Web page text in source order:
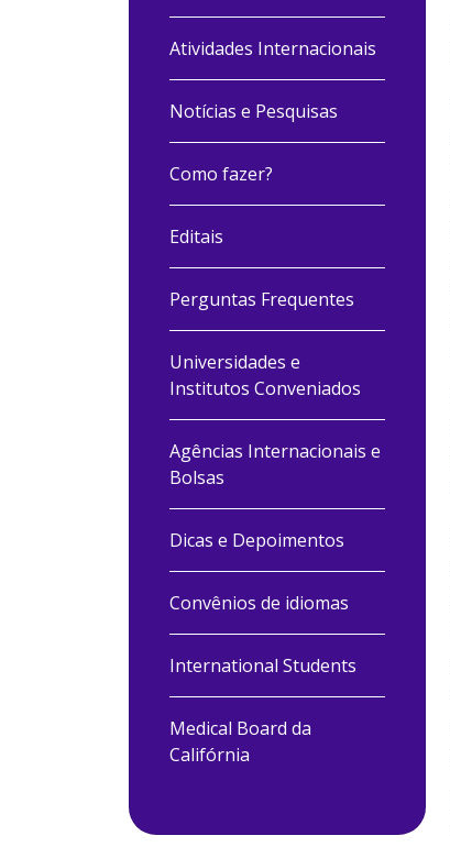
Atividades Internacionais
Notícias e Pesquisas
Como fazer?
Editais
Perguntas Frequentes
Universidades e
Institutos Conveniados
Agências Internacionais e
Bolsas
Dicas e Depoimentos
Convênios de idiomas
International Students
Medical Board da
Califórnia